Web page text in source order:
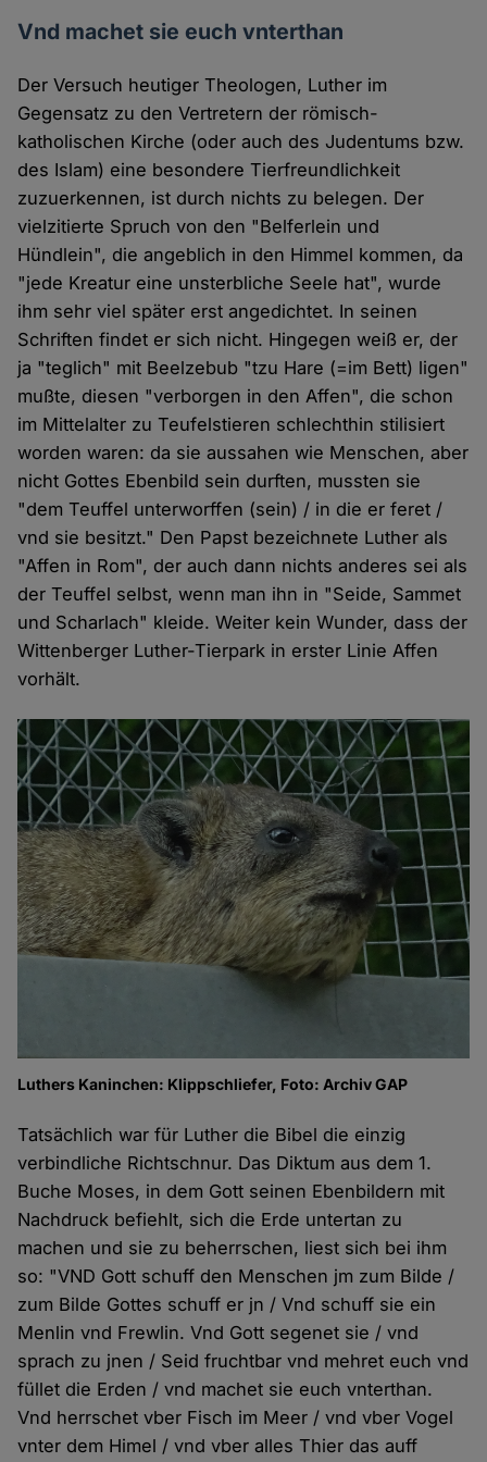
Vnd machet sie euch vnterthan
Der Versuch heutiger Theologen, Luther im
Gegensatz zu den Vertretern der römisch-
katholischen Kirche (oder auch des Judentums bzw.
des Islam) eine besondere Tierfreundlichkeit
zuzuerkennen, ist durch nichts zu belegen. Der
vielzitierte Spruch von den "Belferlein und
Hündlein", die angeblich in den Himmel kommen, da
"jede Kreatur eine unsterbliche Seele hat", wurde
ihm sehr viel später erst angedichtet. In seinen
Schriften findet er sich nicht. Hingegen weiß er, der
ja "teglich" mit Beelzebub "tzu Hare (=im Bett) ligen"
mußte, diesen "verborgen in den Affen", die schon
im Mittelalter zu Teufelstieren schlechthin stilisiert
worden waren: da sie aussahen wie Menschen, aber
nicht Gottes Ebenbild sein durften, mussten sie
"dem Teuffel unterworffen (sein) / in die er feret /
vnd sie besitzt." Den Papst bezeichnete Luther als
"Affen in Rom", der auch dann nichts anderes sei als
der Teuffel selbst, wenn man ihn in "Seide, Sammet
und Scharlach" kleide. Weiter kein Wunder, dass der
Wittenberger Luther-Tierpark in erster Linie Affen
vorhält.
Luthers Kaninchen: Klippschliefer, Foto: Archiv GAP
Tatsächlich war für Luther die Bibel die einzig
verbindliche Richtschnur. Das Diktum aus dem 1.
Buche Moses, in dem Gott seinen Ebenbildern mit
Nachdruck befiehlt, sich die Erde untertan zu
machen und sie zu beherrschen, liest sich bei ihm
so: "VND Gott schuff den Menschen jm zum Bilde /
zum Bilde Gottes schuff er jn / Vnd schuff sie ein
Menlin vnd Frewlin. Vnd Gott segenet sie / vnd
sprach zu jnen / Seid fruchtbar vnd mehret euch vnd
füllet die Erden / vnd machet sie euch vnterthan.
Vnd herrschet vber Fisch im Meer / vnd vber Vogel
vnter dem Himel / vnd vber alles Thier das auff